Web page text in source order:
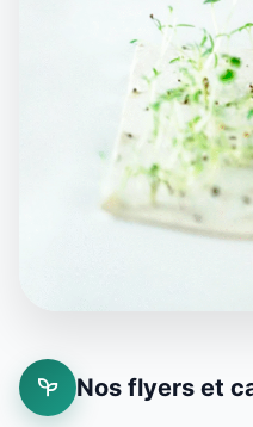
Nos flyers et